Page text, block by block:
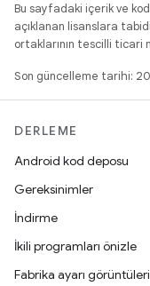
Bu sayfadaki içerik ve
açıklanan lisanslara
ortaklarının tescilli ticari
Son güncelleme tarihi:
DERLEME
Android kod deposu
Gereksinimler
İndirme
İkili programları önizle
Fabrika ayarı görüntüleri